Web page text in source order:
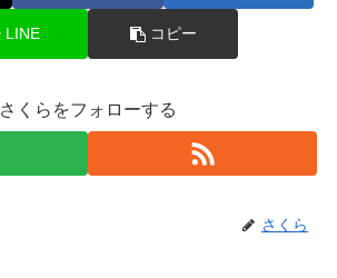
LINE コピー
さくらをフォローする
さくら